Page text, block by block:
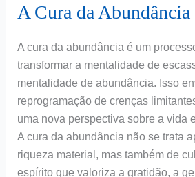
A Cura da Abundância
A cura da abundância é um
transformar a mentalidade de
mentalidade de abundância. Isso
reprogramação de crenças
uma nova perspectiva sobre a vida
A cura da abundância não se trata
riqueza material, mas também de
espírito que valoriza a gratidão, a